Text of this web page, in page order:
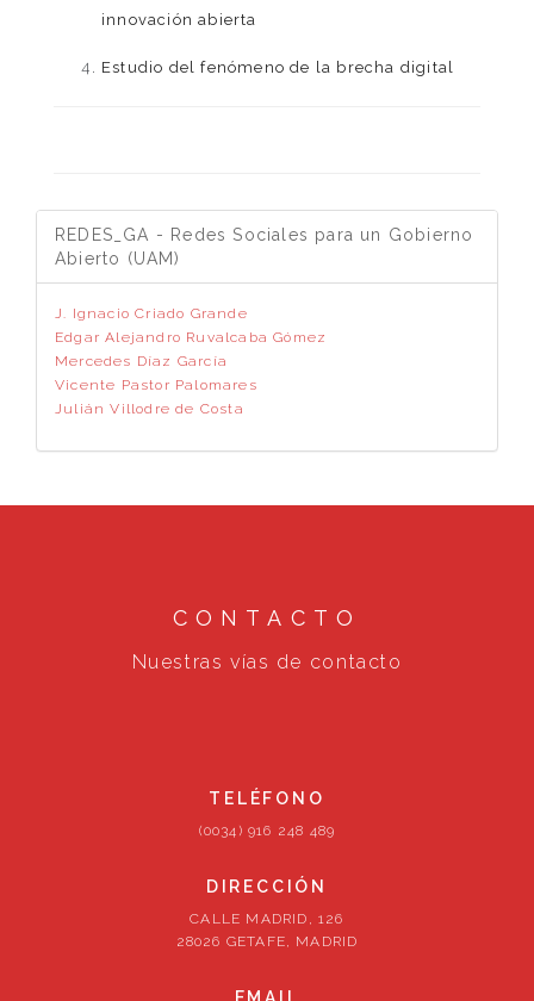
innovación abierta
Estudio del fenómeno de la brecha digital
REDES_GA - Redes Sociales para un Gobierno
Abierto (UAM)
J. Ignacio Criado Grande
Edgar Alejandro Ruvalcaba Gómez
Mercedes Díaz García
Vicente Pastor Palomares
Julián Villodre de Costa
CONTACTO
Nuestras vías de contacto
TELÉFONO
(0034) 916 248 489
DIRECCIÓN
CALLE MADRID, 126
28026 GETAFE, MADRID